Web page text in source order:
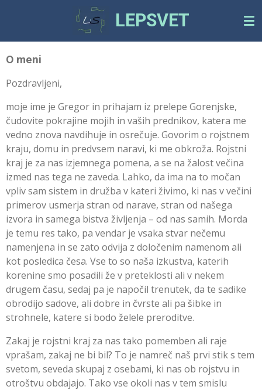
main
content
LEPSVET
O meni
Pozdravljeni,
moje ime je Gregor in prihajam iz prelepe Gorenjske,
čudovite pokrajine mojih in vaših prednikov, katera me
vedno znova navdihuje in osrečuje. Govorim o rojstnem
kraju, domu in predvsem naravi, ki me obkroža. Rojstni
kraj je za nas izjemnega pomena, a se na žalost večina
izmed nas tega ne zaveda. Lahko, da ima na to močan
vpliv sam sistem in družba v kateri živimo, ki nas v večini
primerov usmerja stran od narave, stran od našega
izvora in samega bistva življenja – od nas samih. Morda
je temu res tako, pa vendar je vsaka stvar nečemu
namenjena in se zato odvija z določenim namenom ali
kot posledica česa. Vse to so naša izkustva, katerih
korenine smo posadili že v preteklosti ali v nekem
drugem času, sedaj pa je napočil trenutek, da te sadike
obrodijo sadove, ali dobre in čvrste ali pa šibke in
strohnele, katere si bodo želele preroditve.
Zakaj je rojstni kraj za nas tako pomemben ali raje
vprašam, zakaj ne bi bil? To je namreč naš prvi stik s tem
svetom, seveda skupaj z osebami, ki nas ob rojstvu in
otroštvu obdajajo. Tako vse okoli nas v tem smislu